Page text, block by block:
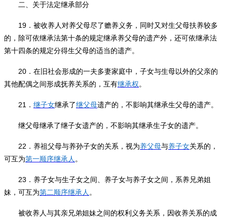
二、关于法定继承部分
19 ．被收养人对养父母尽了赡养义务，同时又对生父母扶养较多
的，除可依继承法第十条的规定继承养父母的遗产外，还可依继承法
第十四条的规定分得生父母的适当的遗产。
20 ．在旧社会形成的一夫多妻家庭中，子女与生母以外的父亲的
其他配偶之间形成抚养关系的，互有继承权。
21 ． 继子女继承了继父母遗产的，不影响其继承生父母的遗产。
继父母继承了继子女遗产的，不影响其继承生子女的遗产。
22 ．养祖父母与养孙子女的关系，视为养父母与养子女关系的，
可互为第一顺序继承人 。
23 ．养子女与生子女之间、养子女与养子女之间，系养兄弟姐
妹，可互为第二顺序继承人 。
被收养人与其亲兄弟姐妹之间的权利义务关系，因收养关系的成